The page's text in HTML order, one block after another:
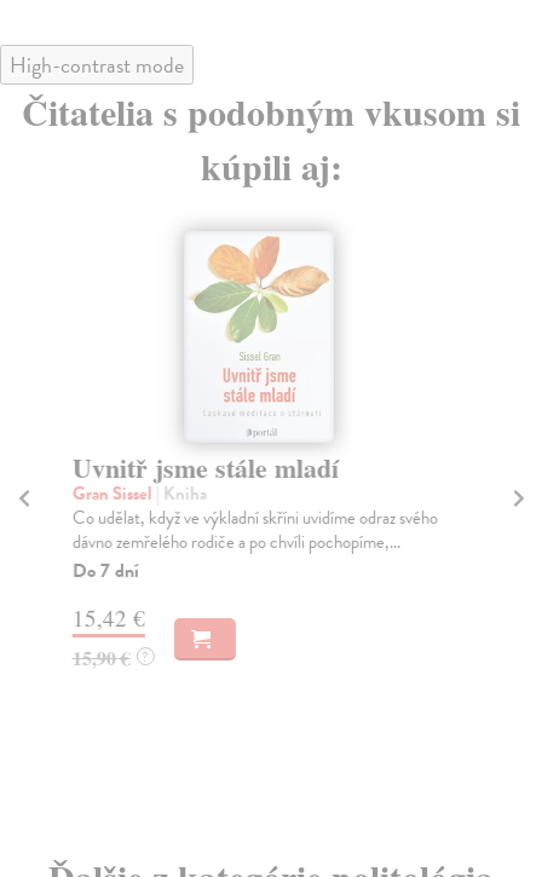
High-contrast mode
Čitatelia s podobným vkusom si
kúpili aj:
Uvnitř jsme stále mladí
Gran Sissel | Kniha
Co udělat, když ve výkladní skříni uvidíme odraz svého
dávno zemřelého rodiče a po chvíli pochopíme,...
Do 7 dní
15,42 €
15,90 € ?